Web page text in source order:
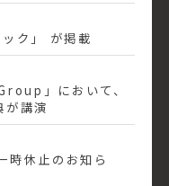
ク」 が掲載
」において、
が講演
時休止のお知ら